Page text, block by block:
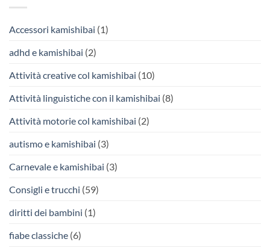
Accessori kamishibai (1)
adhd e kamishibai (2)
Attività creative col kamishibai (10)
Attività linguistiche con il kamishibai (8)
Attività motorie col kamishibai (2)
autismo e kamishibai (3)
Carnevale e kamishibai (3)
Consigli e trucchi (59)
diritti dei bambini (1)
fiabe classiche (6)